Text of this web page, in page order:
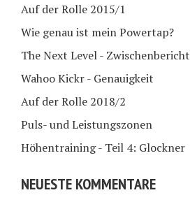
Auf der Rolle 2015/1
Wie genau ist mein Powertap?
The Next Level - Zwischenbericht
Wahoo Kickr - Genauigkeit
Auf der Rolle 2018/2
Puls- und Leistungszonen
Höhentraining - Teil 4: Glockner
NEUESTE KOMMENTARE